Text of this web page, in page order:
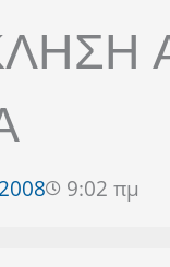
9:02 πμ